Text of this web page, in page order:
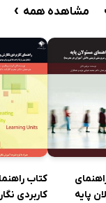
مشاهده همه ›
پایه
کتاب
کاربردی